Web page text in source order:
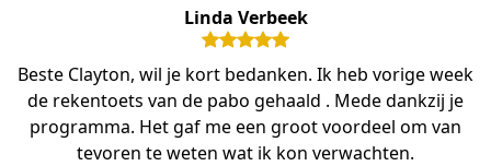
Linda Verbeek
Beste Clayton, wil je kort bedanken. Ik heb vorige week
de rekentoets van de pabo gehaald . Mede dankzij je
programma. Het gaf me een groot voordeel om van
tevoren te weten wat ik kon verwachten.